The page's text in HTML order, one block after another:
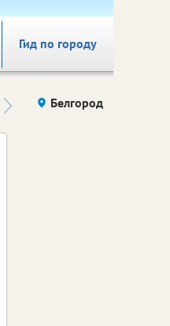
Гид по городу
Здоровье компаний (на
правах
Белгород